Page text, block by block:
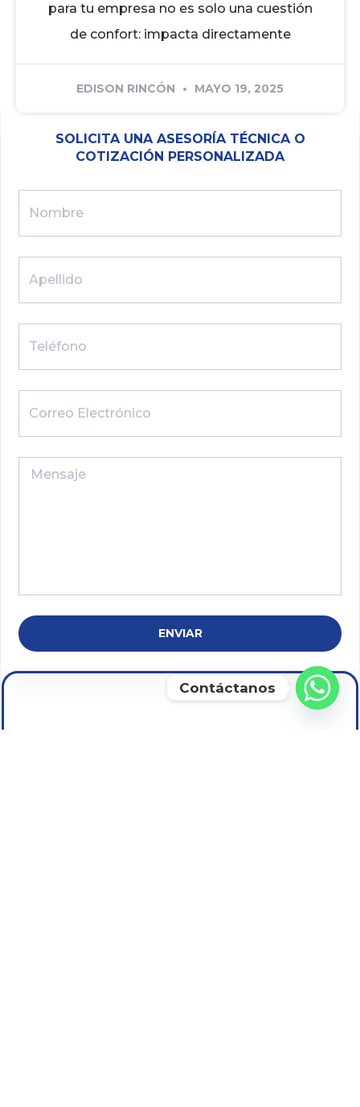
para tu empresa no es solo una cuestión
de confort: impacta directamente
EDISON RINCÓN MAYO 19, 2025
SOLICITA UNA ASESORÍA TÉCNICA O
COTIZACIÓN PERSONALIZADA
ENVIAR
Contáctanos